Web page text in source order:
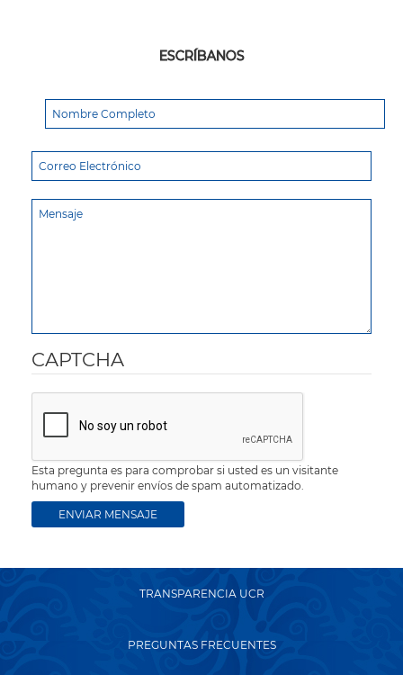
ESCRÍBANOS
CAPTCHA
Esta pregunta es para comprobar si usted es un visitante
humano y prevenir envíos de spam automatizado.
TRANSPARENCIA UCR
PREGUNTAS FRECUENTES